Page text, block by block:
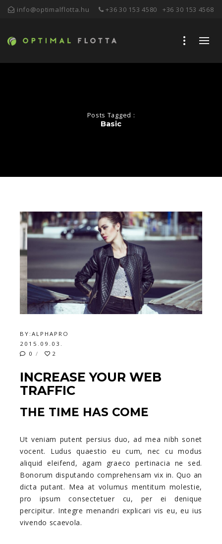
info@optimalflotta.hu +36 30 153 4580 +36 30 153 4568
Posts Tagged :
Basic
BY: ALPHAPRO
2015.09.03.
0
2
INCREASE YOUR WEB
TRAFFIC
THE TIME HAS COME
Ut veniam putent persius duo, ad mea nibh sonet
vocent. Ludus quaestio eu cum, nec cu modus
aliquid eleifend, agam graeco pertinacia ne sed.
Bonorum disputando comprehensam vix in. Quo an
dicta putant. Mea at volumus mentitum molestie,
pro ipsum consectetuer cu, per ei denique
percipitur. Integre menandri explicari vis eu, eu ius
vivendo scaevola.